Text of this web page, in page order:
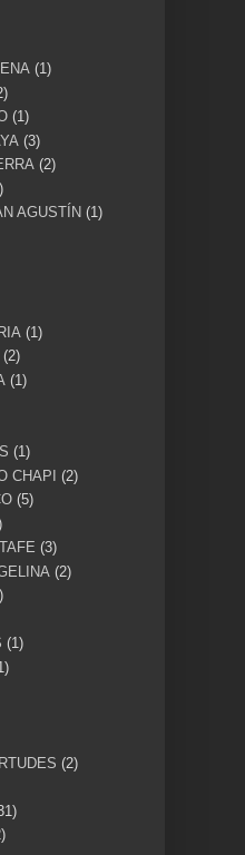
UN
(1)
(1)
(3)
(2)
AGUSTÍN (1)
(1)
(2)
(1)
(1)
CHAPI
(2)
(5)
(3)
(2)
(1)
(2)